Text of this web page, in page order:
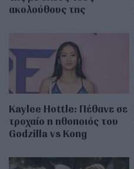
ακολούθους της
Kaylee Hottle: Πέθανε σε
τροχαίο η ηθοποιός του
Godzilla vs Kong